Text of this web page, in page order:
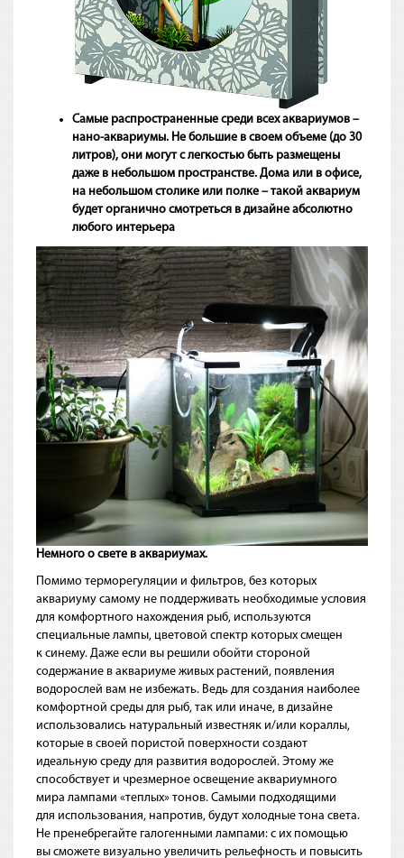
Самые распространенные среди всех аквариумов –
нано-аквариумы. Не большие в своем объеме (до 30
литров), они могут с легкостью быть размещены
даже в небольшом пространстве. Дома или в офисе,
на небольшом столике или полке – такой аквариум
будет органично смотреться в дизайне абсолютно
любого интерьера
Немного о свете в аквариумах.
Помимо терморегуляции и фильтров, без которых
аквариуму самому не поддерживать необходимые условия
для комфортного нахождения рыб, используются
специальные лампы, цветовой спектр которых смещен
к синему. Даже если вы решили обойти стороной
содержание в аквариуме живых растений, появления
водорослей вам не избежать. Ведь для создания наиболее
комфортной среды для рыб, так или иначе, в дизайне
использовались натуральный известняк и/или кораллы,
которые в своей пористой поверхности создают
идеальную среду для развития водорослей. Этому же
способствует и чрезмерное освещение аквариумного
мира лампами «теплых» тонов. Самыми подходящими
для использования, напротив, будут холодные тона света.
Не пренебрегайте галогенными лампами: с их помощью
вы сможете визуально увеличить рельефность и повысить